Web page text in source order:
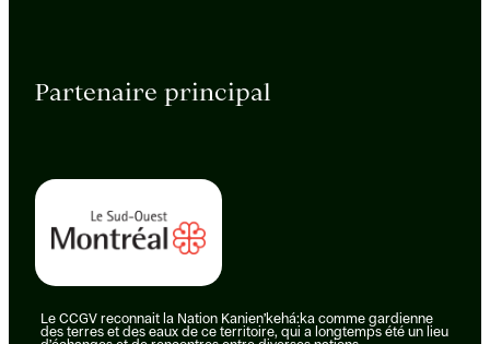
Partenaire principal
Le CCGV reconnait la Nation Kanien’kehá:ka comme gardienne
des terres et des eaux de ce territoire, qui a longtemps été un lieu